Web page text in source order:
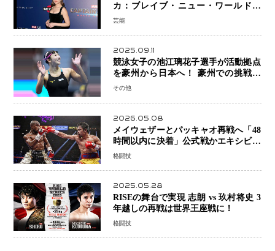
カ：ブレイブ・ニュー・ワールド』
新ブラック・ウィドウ役のシラ・ハー
芸能
2025.09.11
競泳女子の池江璃花子選手が活動拠点
を豪州から日本へ！ 豪州での挑戦を
糧に、28年ロサンゼルス五輪へ再始動
その他
2026.05.08
メイウェザーとパッキャオ再戦へ「48
時間以内に決着」公式戦かエキシビシ
ョンか混迷続く
格闘技
2025.05.28
RISEの舞台で実現 志朗 vs 玖村将史 3
年越しの再戦は世界王座戦に！
格闘技